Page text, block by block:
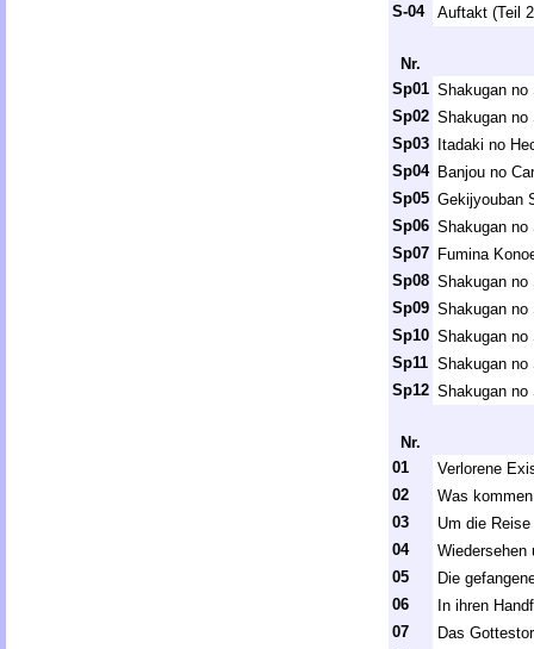
S-04
Auftakt (Teil
Nr.
Sp01 Shakugan no
Sp02 Shakugan no
Sp03
Itadaki no
Sp04 Banjou no
Sp05 Gekijyouban
Sp06 Shakugan no
Sp07 Fumina
Sp08 Shakugan no
Sp09 Shakugan no
Sp10 Shakugan no
Sp11 Shakugan no
Sp12 Shakugan no
Nr.
01
Verlorene
02
Was
03
Um die
04
Wiedersehen
05
Die
06
In ihren
07
Das Gottestor